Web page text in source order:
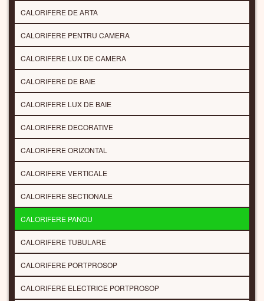
CALORIFERE DE ARTA
CALORIFERE PENTRU CAMERA
CALORIFERE LUX DE CAMERA
CALORIFERE DE BAIE
CALORIFERE LUX DE BAIE
CALORIFERE DECORATIVE
CALORIFERE ORIZONTAL
CALORIFERE VERTICALE
CALORIFERE SECTIONALE
CALORIFERE PANOU
CALORIFERE TUBULARE
CALORIFERE PORTPROSOP
CALORIFERE ELECTRICE PORTPROSOP